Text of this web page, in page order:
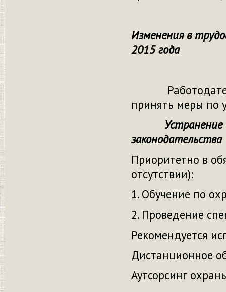
Изменения в
2015 года
принять меры по
Устранение и
законодательства
Приоритетно в
отсутствии):
1. Обучение по
2. Проведение
Рекомендуется
Дистанционное
Аутсорсинг